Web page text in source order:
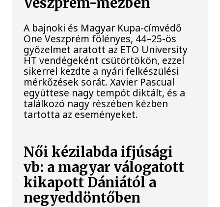
A bajnoki és Magyar Kupa-címvédő
One Veszprém fölényes, 44–25-ös
győzelmet aratott az ETO University
HT vendégeként csütörtökön, ezzel
sikerrel kezdte a nyári felkészülési
mérkőzések sorát. Xavier Pascual
együttese nagy tempót diktált, és a
találkozó nagy részében kézben
tartotta az eseményeket.
Női kézilabda ifjúsági
vb: a magyar válogatott
kikapott Dániától a
negyeddöntőben